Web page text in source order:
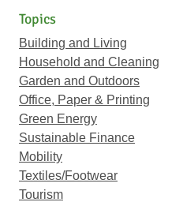
Topics
Building and Living
Household and Cleaning
Garden and Outdoors
Office, Paper & Printing
Green Energy
Sustainable Finance
Mobility
Textiles/Footwear
Tourism